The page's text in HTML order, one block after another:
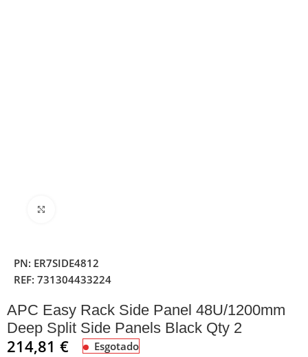
PN: ER7SIDE4812
REF:731304433224
APC Easy Rack Side Panel 48U/1200mm
Deep Split Side Panels Black Qty 2
214,81€ Esgotado